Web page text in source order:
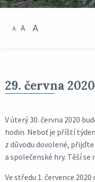
A A A
29. června 2020
V úterý 30. června 2020
hodin. Neboť je příští
z důvodu dovolené,
a společenské hry. Těší se
Ve středu 1. července